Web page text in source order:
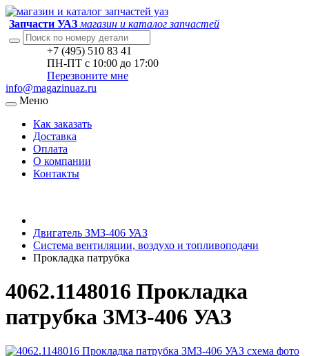
Запчасти УАЗ магазин и каталог запчастей
+7 (495) 510 83 41
ПН-ПТ с 10:00 до 17:00
Перезвоните мне
info@magazinuaz.ru
Меню
Как заказать
Доставка
Оплата
О компании
Контакты
Двигатель ЗМЗ-406 УАЗ
Система вентиляции, воздухо и топливоподачи
Прокладка патрубка
4062.1148016 Прокладка
патрубка ЗМЗ-406 УАЗ